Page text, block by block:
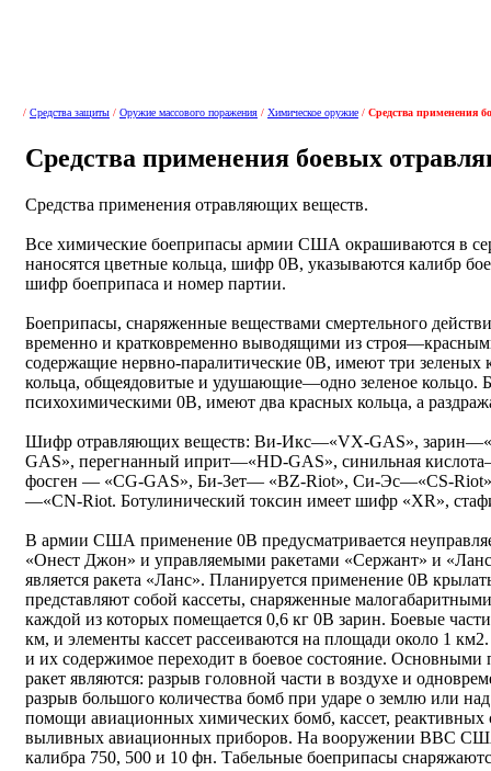
/ Средства защиты / Оружие массового поражения / Химическое оружие / Средства применения
Средства применения боевых
Средства применения отравляющих веществ.
Все химические боеприпасы армии США окрашиваются в
наносятся цветные кольца, шифр 0В, указываются калибр
шифр боеприпаса и номер партии.
Боеприпасы, снаряженные веществами смертельного
временно и кратковременно выводящими из
содержащие нервно-паралитические 0В, имеют три
кольца, общеядовитые и удушающие—одно зеленое кольцо.
психохимическими 0В, имеют два красных кольца, а
Шифр отравляющих веществ: Ви-Икс—«VХ-GAS»,
GАS», перегнанный иприт—«НD-GАS», синильная
фосген — «СG-GАS», Би-Зет— «ВZ-Riot», Си-Эс—«СS-
—«СN-Riot. Ботулинический токсин имеет шифр «ХR»,
В армии США применение 0В предусматривается
«Онест Джон» и управляемыми ракетами «Сержант» и
является ракета «Ланс». Планируется применение 0В
представляют собой кассеты, снаряженные
каждой из которых помещается 0,6 кг 0В зарин. Боевые
км, и элементы кассет рассеиваются на площади около 1
и их содержимое переходит в боевое состояние.
ракет являются: разрыв головной части в воздухе и
разрыв большого количества бомб при ударе о землю или
помощи авиационных химических бомб, кассет, реактивных
выливных авиационных приборов. На вооружении ВВС
калибра 750, 500 и 10 фн. Табельные боеприпасы